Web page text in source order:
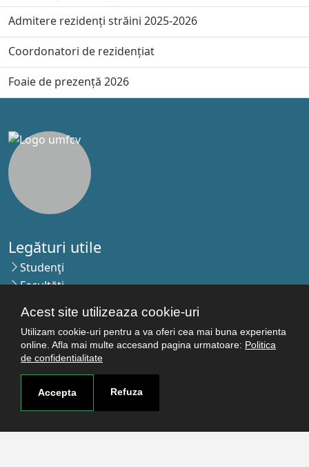
Acest site utilizeaza cookie-uri
Utilizam cookie-uri pentru a va oferi cea mai buna experienta
online. Afla mai multe accesand pagina urmatoare: Politica
de confidentialitate
Accepta Refuza
Admitere rezidenți străini 2025-2026
Coordonatori de rezidențiat
Foaie de prezență 2026
Legături utile
Studenţi
Facultăţi
Cercetare
Termeni şi condiţii
Politica de confidenţialitate
Autentificare
Contact
Pagina de contact